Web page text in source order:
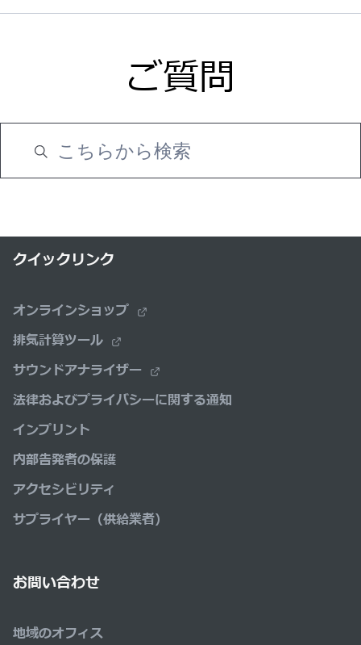
ご質問
クイックリンク
オンラインショップ
排気計算ツール
サウンドアナライザー
法律およびプライバシーに関する通知
インプリント
内部告発者の保護
アクセシビリティ
サプライヤー（供給業者）
お問い合わせ
地域のオフィス